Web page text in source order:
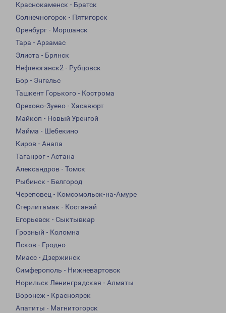
Краснокаменск - Братск
Солнечногорск - Пятигорск
Оренбург - Моршанск
Тара - Арзамас
Элиста - Брянск
Нефтеюганск2 - Рубцовск
Бор - Энгельс
Ташкент Горького - Кострома
Орехово-Зуево - Хасавюрт
Майкоп - Новый Уренгой
Майма - Шебекино
Киров - Анапа
Таганрог - Астана
Александров - Томск
Рыбинск - Белгород
Череповец - Комсомольск-на-Амуре
Стерлитамак - Костанай
Егорьевск - Сыктывкар
Грозный - Коломна
Псков - Гродно
Миасс - Дзержинск
Симферополь - Нижневартовск
Норильск Ленинградская - Алматы
Воронеж - Красноярск
Апатиты - Магнитогорск